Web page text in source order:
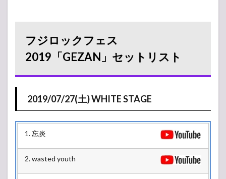
フジロックフェス
2019「GEZAN」セットリスト
2019/07/27(土) WHITE STAGE
1. 忘炎
2. wasted youth